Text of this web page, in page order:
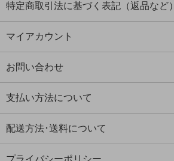
特定商取引法に基づく表記（返品など）
マイアカウント
お問い合わせ
支払い方法について
配送方法･送料について